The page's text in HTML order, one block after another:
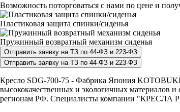
Возможность поторговаться с нами по цене и
Пластиковая защита спинки/сиденья
Пружинный возвратный механизм сиденья
Кресло SDG-700-75 - Фабрика Япония KOTOBUKI
высококачественных и экологичных материалов
регионам РФ. Специалисты компании "КРЕСЛА